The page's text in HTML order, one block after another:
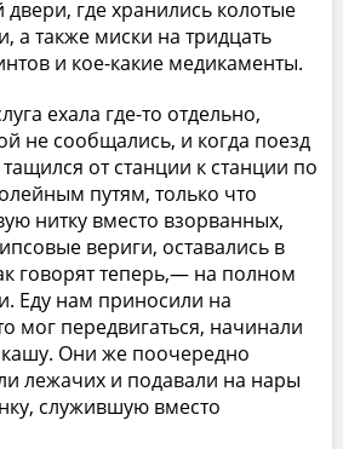
двери, где хранились колотые
а также миски на тридцать
и кое-какие медикаменты.
ехала где-то отдельно,
не сообщались, и когда поезд
от станции к станции по
путям, только что
нитку вместо взорванных,
вериги, оставались в
говорят теперь,— на полном
Еду нам приносили на
мог передвигаться, начинали
кашу. Они же поочередно
лежачих и подавали на нары
служившую вместо